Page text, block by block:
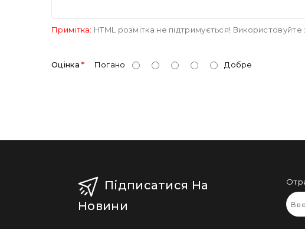
Примітка: HTML розмітка не підтримується! Використовуйте
Оцінка Погано Добре
Підписатися На
Новини